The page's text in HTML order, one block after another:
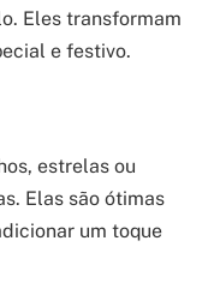
Eles transformam
e festivo.
estrelas ou
Elas são ótimas
um toque